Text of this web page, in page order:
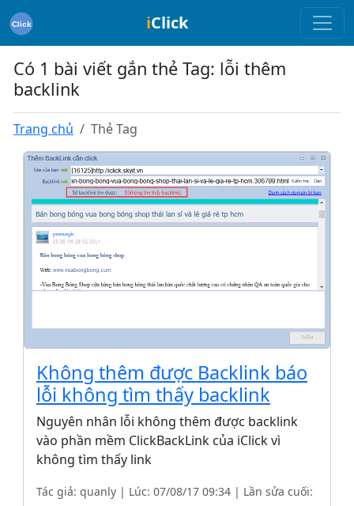
iClick
Có 1 bài viết gắn thẻ Tag: lỗi thêm
backlink
Trang chủ Thẻ Tag
Không thêm được Backlink báo
lỗi không tìm thấy backlink
Nguyên nhân lỗi không thêm được backlink
vào phần mềm ClickBackLink của iClick vì
không tìm thấy link
Tác giả: quanly | Lúc: 07/08/17 09:34 | Lần sửa cuối: